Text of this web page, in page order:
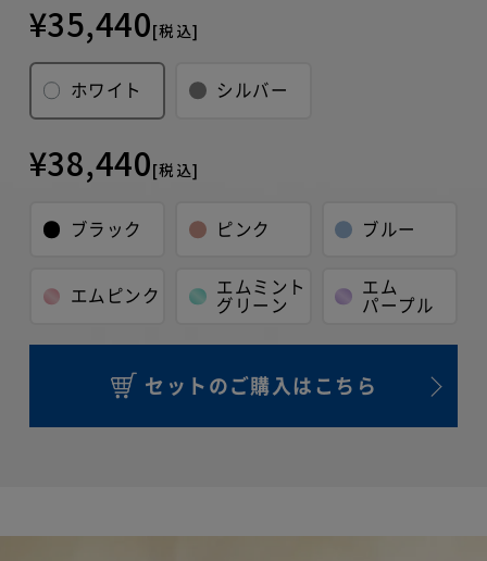
¥35,440[税込]
ホワイト シルバー
¥38,440[税込]
ブラック ピンク ブルー
エムピンク
エムミント
グリーン
エム
パープル
セットのご購入はこちら
製品の取扱説明書に記載されている使用上の注意等
に従い正常に使用したにもかかわらず本製品が正常
に機能しなくなった場合
重過失によらない破損、落下、水濡れ等の偶然の事
但し次に掲げる場合は、保証の対象外とします。
(1) 本製品の盗難、紛失の場合
(4) 本製品の、機能および使用の際に影響のない外観上のキズ、
汚れ、液晶の画面焼けやピクセル抜け、輝度低下等
保証期間